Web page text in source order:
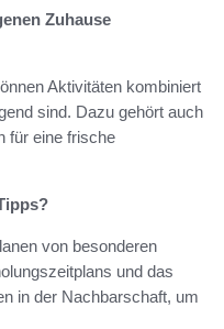
Zuhause
Aktivitäten kombiniert
sind. Dazu gehört auch
für eine frische
von besonderen
und das
in der Nachbarschaft, um